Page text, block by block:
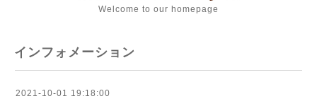
Welcome to our homepage
インフォメーション
2021-10-01 19:18:00